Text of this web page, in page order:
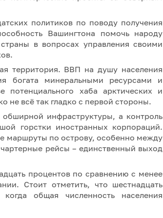
политиков по поводу получения
Вашингтона помочь народу
в вопросах управления своими
территория. ВВП на душу населения
богата минеральными ресурсами и
потенциального хаба арктических и
не всё так гладко с первой стороны.
инфраструктуры, а контроль
горстки иностранных корпораций.
маршруты по острову, особенно между
рейсы – единственный выход
процентов по сравнению с менее
Стоит отметить, что шестнадцать
общая численность населения